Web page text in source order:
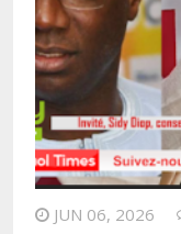
JUN 06, 2026